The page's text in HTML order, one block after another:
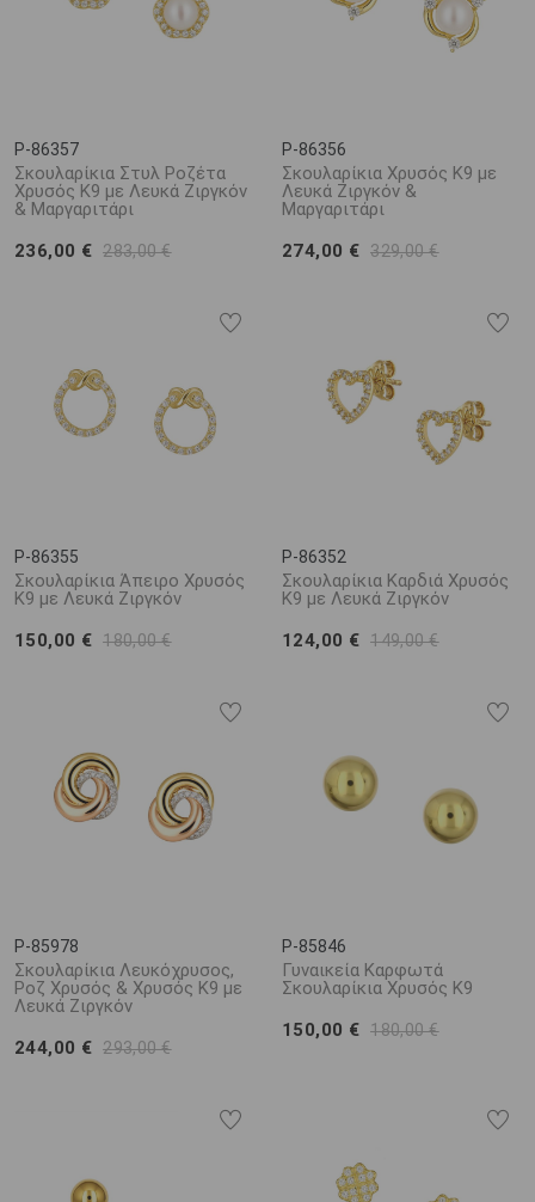
Τα σκουλαρίκια καρφωτά από ροζ χρυσό, μοναδικά λαμπερά και
μοντέρνα, είναι ένα κόσμημα με μοναδική διαχρονικότητα και
P-86357
Σκουλαρίκια Στυλ Ροζέτα
Χρυσός Κ9 με Λευκά Ζιργκόν
& Μαργαριτάρι
236,00 € 283,00 €
P-86356
Σκουλαρίκια Χρυσός K9 με
Λευκά Ζιργκόν &
Μαργαριτάρι
274,00 € 329,00 €
P-86355
Σκουλαρίκια Άπειρο Χρυσός
K9 με Λευκά Ζιργκόν
150,00 € 180,00 €
P-86352
Σκουλαρίκια Καρδιά Χρυσός
Κ9 με Λευκά Ζιργκόν
124,00 € 149,00 €
P-85978
Σκουλαρίκια Λευκόχρυσος,
Ροζ Χρυσός & Χρυσός Κ9 με
Λευκά Ζιργκόν
244,00 € 293,00 €
P-85846
Γυναικεία Καρφωτά
Σκουλαρίκια Χρυσός K9
150,00 € 180,00 €